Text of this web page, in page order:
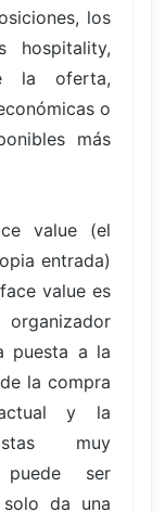
los
hospitality,
la oferta,
o
más
value (el
entrada)
value es
puesta a la
la compra
y la
muy
puede ser
da una